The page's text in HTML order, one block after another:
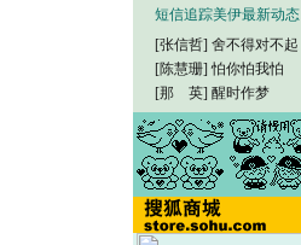
短信追踪美伊最新动态
[张信哲] 舍不得对不起
[陈慧珊] 怕你怕我怕
[那 英] 醒时作梦